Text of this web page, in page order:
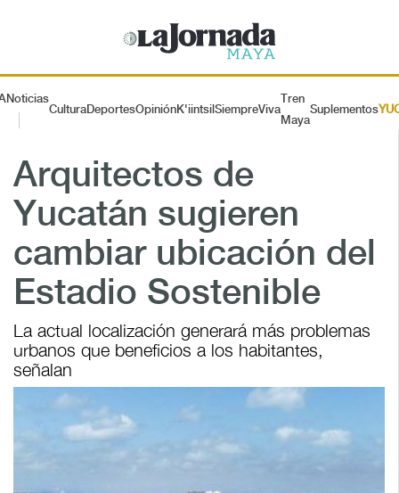
Noticias
CulturaDeportesOpiniónK'iintsil SiempreViva
Tren
Maya
Suplementos
Arquitectos de
Yucatán sugieren
cambiar ubicación del
Estadio Sostenible
La actual localización generará más problemas
urbanos que beneficios a los habitantes,
señalan